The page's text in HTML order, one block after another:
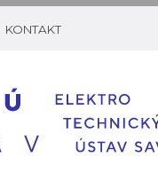
KONTAKT